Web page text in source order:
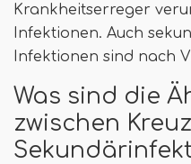
Krankheitserreger
Infektionen. Auch
Infektionen sind nach
Was sind die
zwischen